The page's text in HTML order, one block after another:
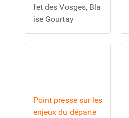
fet des Vosges, Bla
ise Gourtay
Point presse sur les
enjeux du départe